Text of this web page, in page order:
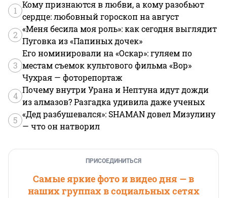
1
Кому признаются в любви, а кому разобьют
сердце: любовный гороскоп на август
2
«Меня бесила моя роль»: как сегодня выглядит
Пуговка из «Папиных дочек»
3
Его номинировали на «Оскар»: гуляем по
местам съемок культового фильма «Вор»
Чухрая — фоторепортаж
4
Почему внутри Урана и Нептуна идут дожди
из алмазов? Разгадка удивила даже ученых
5
«Дед разбушевался»: SHAMAN довел Мизулину
— что он натворил
ПРИСОЕДИНИТЬСЯ
Самые яркие фото и видео дня — в
наших группах в социальных сетях